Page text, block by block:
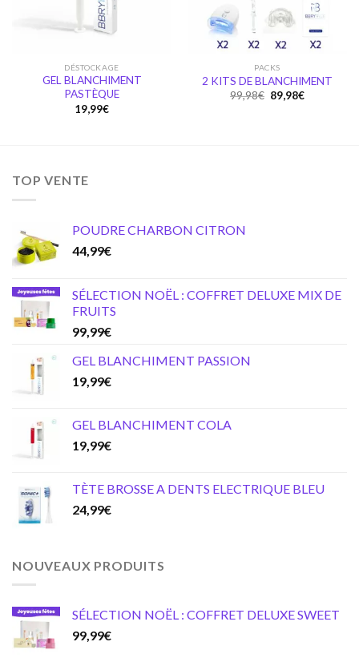
DÉSTOCKAGE
GEL BLANCHIMENT
PASTÈQUE
19,99€
PACKS
2 KITS DE BLANCHIMENT
99,98€ Original
price
89,98€Current
TOP VENTE
POUDRE CHARBON CITRON
44,99€
SÉLECTION NOËL : COFFRET DELUXE MIX DE
FRUITS
99,99€
GEL BLANCHIMENT PASSION
19,99€
GEL BLANCHIMENT COLA
19,99€
TÈTE BROSSE A DENTS ELECTRIQUE BLEU
24,99€
NOUVEAUX PRODUITS
SÉLECTION NOËL : COFFRET DELUXE SWEET
99,99€